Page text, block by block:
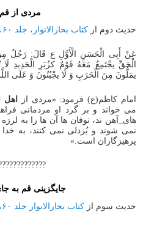
مردی از قم
حدیث دوم ازکتاب بحارالانوار، جلد ۶۰، صفحه ۲۱۶
عَنْ أَبِی الْحَسَنِ الْأَوَّلِ ع قَالَ: رَجُلٌ
الْحَقِّ یجْتَمِعُ مَعَهُ قَوْمٌ کزُبَرِ الْحَدِیدِ لَا
یمَلُّونَ مِنَ الْحَرَبِ وَ لَا یجْبُنُونَ وَ عَلَی
امام کاظم(ع) فرمود: «مردی از اهل
می خواند و بر گرد او مردمانی
های_آهن ند، توفان ها آن ها را به
نمی شوند و بُزدلی نمی کنند، به
پرهیزگاران است.»
جایگزینی قم به
حدیث سوم ازکتاب بحارالانوار جلد ۶۰، صفحه ۲۱۳